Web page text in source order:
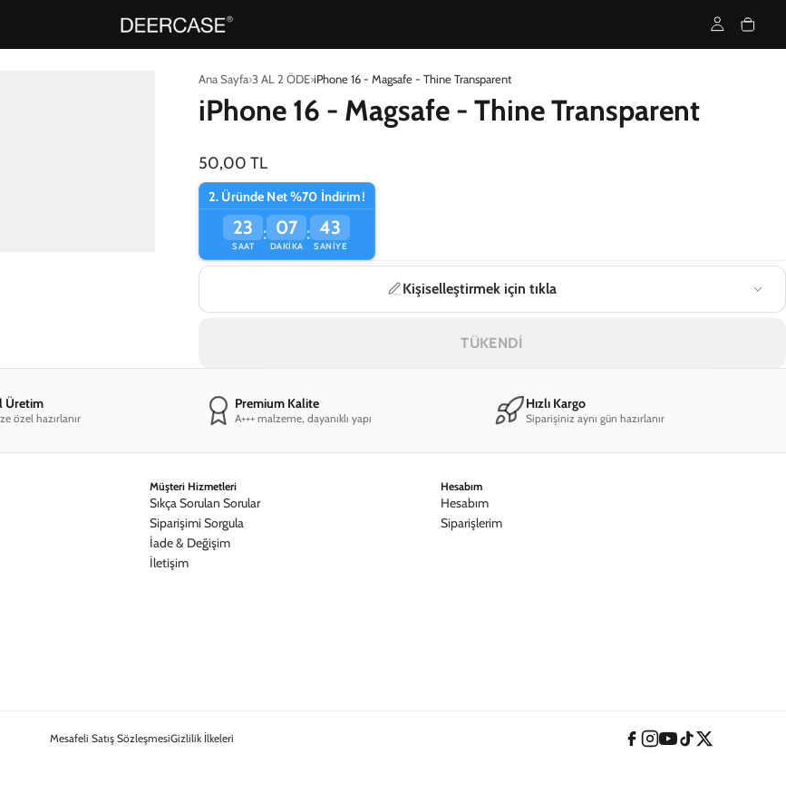
Ana Sayfa 3 AL 2 ÖDE iPhone 16 - Magsafe - Thine Transparent
iPhone 16 - Magsafe - Thine Transparent
50,00 TL
2. Üründe Net %70 İndirim!
23
SAAT
: 07
DAKIKA
: 42
SANIYE
Kişiselleştirmek için tıkla
TÜKENDİ
Üretim
özel hazırlanır
Premium Kalite
A+++ malzeme, dayanıklı yapı
Hızlı Kargo
Siparişiniz aynı gün hazırlanır
Müşteri Hizmetleri
Sıkça Sorulan Sorular
Siparişimi Sorgula
İade & Değişim
İletişim
Hesabım
Hesabım
Siparişlerim
Mesafeli Satış SözleşmesiGizlilik İlkeleri